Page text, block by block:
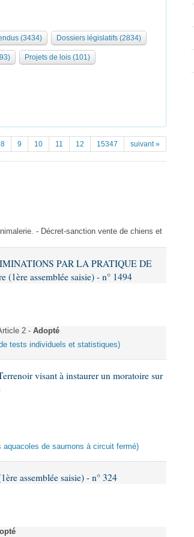
(3434) Dossiers législatifs (2834)
Projets de lois (101)
8 9 10 11 12 15347 suivant »
- Décret-sanction vente de chiens et
PAR LA PRATIQUE DE
assemblée saisie) - n° 1494
2 - Adopté
tests individuels et statistiques)
visant à instaurer un moratoire sur
de saumons à circuit fermé)
assemblée saisie) - n° 324